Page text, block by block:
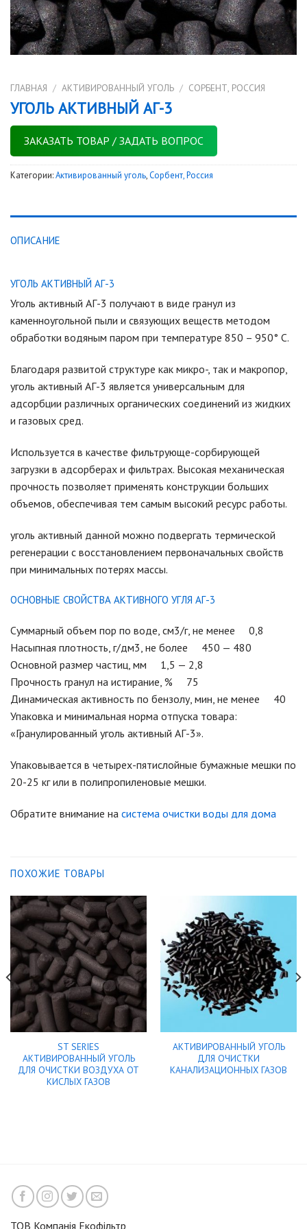
ГЛАВНАЯ / АКТИВИРОВАННЫЙ УГОЛЬ / СОРБЕНТ, РОССИЯ
УГОЛЬ АКТИВНЫЙ АГ-3
ЗАКАЗАТЬ ТОВАР / ЗАДАТЬ ВОПРОС
Категории:Активированный уголь,Сорбент, Россия
ОПИСАНИЕ
УГОЛЬ АКТИВНЫЙ АГ-3
Уголь активный АГ-3 получают в виде гранул из
каменноугольной пыли и связующих веществ методом
обработки водяным паром при температуре 850 – 950° C.
Благодаря развитой структуре как микро-, так и макропор,
уголь активный АГ-3 является универсальным для
адсорбции различных органических соединений из жидких
и газовых сред.
Используется в качестве фильтрующе-сорбирующей
загрузки в адсорберах и фильтрах. Высокая механическая
прочность позволяет применять конструкции больших
объемов, обеспечивая тем самым высокий ресурс работы.
уголь активный данной можно подвергать термической
регенерации с восстановлением первоначальных свойств
при минимальных потерях массы.
ОСНОВНЫЕ СВОЙСТВА АКТИВНОГО УГЛЯ АГ-3
Суммарный объем пор по воде, см3/г, не менее 0,8
Насыпная плотность, г/дм3, не более 450 — 480
Основной размер частиц, мм 1,5 — 2,8
Прочность гранул на истирание, % 75
Динамическая активность по бензолу, мин, не менее 40
Упаковка и минимальная норма отпуска товара:
«Гранулированный уголь активный АГ-3».
Упаковывается в четырех-пятислойные бумажные мешки по
20-25 кг или в полипропиленовые мешки.
Обратите внимание на система очистки воды для дома
ПОХОЖИЕ ТОВАРЫ
ST SERIES
АКТИВИРОВАННЫЙ УГОЛЬ
ДЛЯ ОЧИСТКИ ВОЗДУХА ОТ
КИСЛЫХ ГАЗОВ
АКТИВИРОВАННЫЙ УГОЛЬ
ДЛЯ ОЧИСТКИ
КАНАЛИЗАЦИОННЫХ ГАЗОВ
ТОВ Компанія Екофільтр